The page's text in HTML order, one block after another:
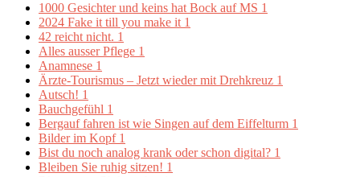
1000 Gesichter und keins hat Bock auf MS 1
2024 Fake it till you make it 1
42 reicht nicht. 1
Alles ausser Pflege 1
Anamnese 1
Ärzte-Tourismus – Jetzt wieder mit Drehkreuz 1
Autsch! 1
Bauchgefühl 1
Bergauf fahren ist wie Singen auf dem Eiffelturm 1
Bilder im Kopf 1
Bist du noch analog krank oder schon digital? 1
Bleiben Sie ruhig sitzen! 1